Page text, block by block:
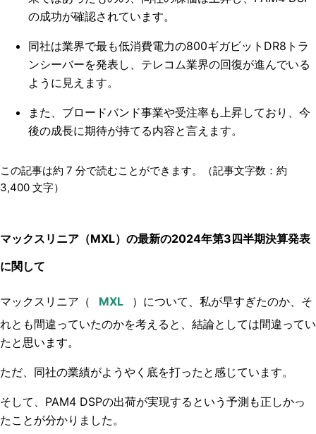
の成功が確認されています。
同社は業界で最も低消費電力の800ギガビットDR8トラ
ンシーバーを発表し、テレコム業界の回復が進んでいる
ように見えます。
また、ブロードバンド事業や受注率も上昇しており、今
後の成長に期待が持てる内容と言えます。
この記事は約 7 分で読むことができます。（記事文字数：約
3,400 文字）
マックスリニア（MXL）の最新の2024年第3四半期決算発表
に関して
マックスリニア（ ） について、私が早すぎたのか、そ
れとも間違っていたのかを考えると、結論としては間違ってい
たと思います。
ただ、同社の業績がようやく底を打ったと感じています。
そして、PAM4 DSPの出荷が実現するという予測も正しかっ
たことが分かりました。